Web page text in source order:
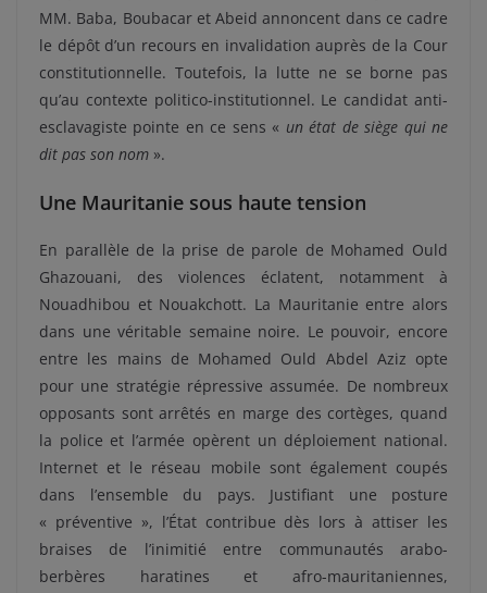
MM. Baba, Boubacar et Abeid annoncent dans ce cadre
le dépôt d’un recours en invalidation auprès de la Cour
constitutionnelle. Toutefois, la lutte ne se borne pas
qu’au contexte politico-institutionnel. Le candidat anti-
esclavagiste pointe en ce sens « un état de siège qui ne
dit pas son nom ».
Une Mauritanie sous haute tension
En parallèle de la prise de parole de Mohamed Ould
Ghazouani, des violences éclatent, notamment à
Nouadhibou et Nouakchott. La Mauritanie entre alors
dans une véritable semaine noire. Le pouvoir, encore
entre les mains de Mohamed Ould Abdel Aziz opte
pour une stratégie répressive assumée. De nombreux
opposants sont arrêtés en marge des cortèges, quand
la police et l’armée opèrent un déploiement national.
Internet et le réseau mobile sont également coupés
dans l’ensemble du pays. Justifiant une posture
« préventive », l’État contribue dès lors à attiser les
braises de l’inimitié entre communautés arabo-
berbères haratines et afro-mauritaniennes,